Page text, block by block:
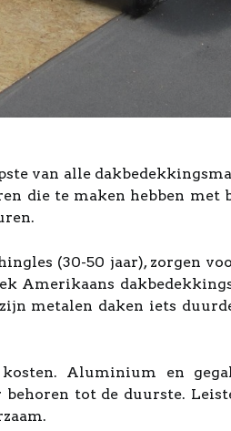
van alle
die te maken hebben
(30-50 jaar), zorgen
Amerikaans
metalen daken iets
Aluminium en
tot de duurste.